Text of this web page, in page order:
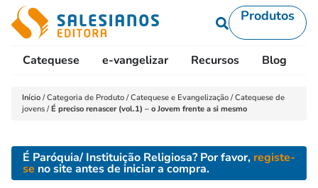
Produtos
Catequese e-vangelizar Recursos Blog
Início /Categoria de Produto /Catequese e Evangelização /Catequese de
jovens /É preciso renascer (vol.1) – o Jovem frente a si mesmo
É Paróquia/ Instituição Religiosa? Por favor, registe-
se no site antes de iniciar a compra.